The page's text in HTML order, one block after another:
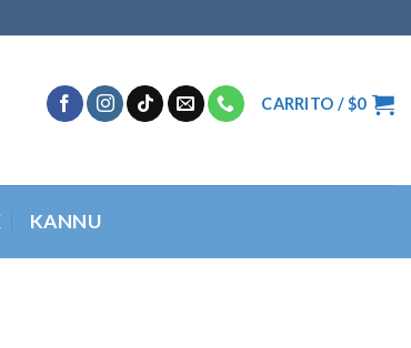
CARRITO /$0
KANNU